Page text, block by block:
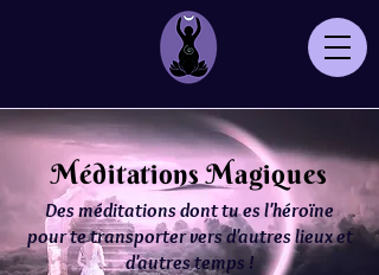
Méditations Magiques
Des méditations dont tu es l'héroïne
pour te transporter vers d'autres lieux et
d'autres temps !